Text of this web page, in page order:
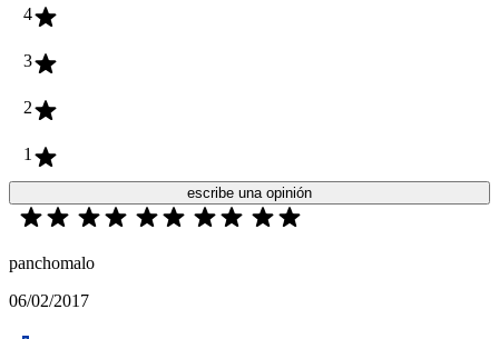
4
3
2
1
escribe una opinión
panchomalo
06/02/2017